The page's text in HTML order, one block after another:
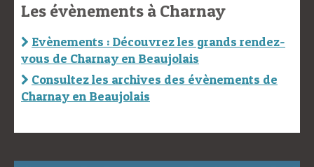
Les évènements à Charnay
Evènements : Découvrez les grands rendez-
vous de Charnay en Beaujolais
Consultez les archives des évènements de
Charnay en Beaujolais